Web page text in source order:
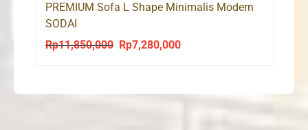
PREMIUM Sofa L Shape Minimalis Modern
SODAI
Rp11,850,000
Original
Rp7,280,000Current